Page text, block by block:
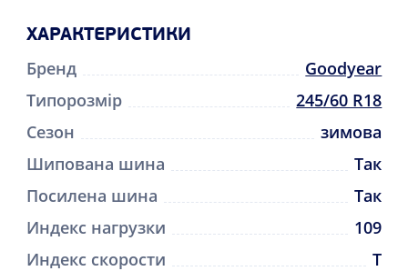
ХАРАКТЕРИСТИКИ
Бренд
Goodyear
Типорозмір
245/60 R18
Сезон
зимова
Шипована шина
Так
Посилена шина
Так
Индекс нагрузки
109
Индекс скорости
T